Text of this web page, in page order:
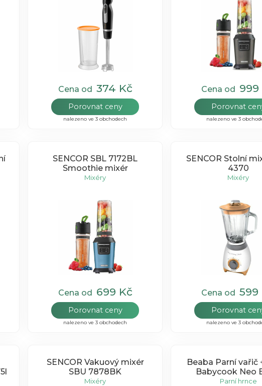
Cena od 374 Kč
Porovnat ceny
nalezeno ve 3 obchodech
Cena od 999
Porovnat
nalezeno ve 3
SENCOR SBL 7172BL
Smoothie mixér
Mixéry
Cena od 699 Kč
Porovnat ceny
nalezeno ve 3 obchodech
SENCOR Stolní
4370
Mixéry
Cena od 599
Porovnat
nalezeno ve 3
SENCOR Vakuový mixér
SBU 7878BK
Mixéry
Beaba Parní vařič
Babycook Neo
Parní hrnce